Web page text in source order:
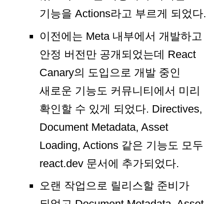
기능을 Actions라고 부르게 되었다.
이전에는 Meta 내부에서 개발하고
안정 버전만 공개되었는데 React
Canary의 도입으로 개발 중인
새로운 기능도 커뮤니티에서 미리
확인할 수 있게 되었다. Directives,
Document Metadata, Asset
Loading, Actions 같은 기능도 모두
react.dev 문서에 추가되었다.
오랜 작업으로 릴리스할 준비가